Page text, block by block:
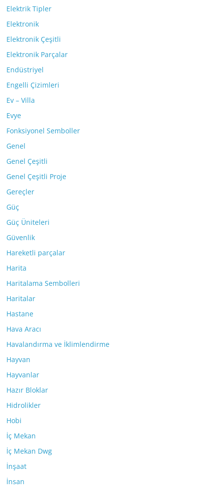
Elektrik Tipler
Elektronik
Elektronik Çeşitli
Elektronik Parçalar
Endüstriyel
Engelli Çizimleri
Ev – Villa
Evye
Fonksiyonel Semboller
Genel
Genel Çeşitli
Genel Çeşitli Proje
Gereçler
Güç
Güç Üniteleri
Güvenlik
Hareketli parçalar
Harita
Haritalama Sembolleri
Haritalar
Hastane
Hava Aracı
Havalandırma ve İklimlendirme
Hayvan
Hayvanlar
Hazır Bloklar
Hidrolikler
Hobi
İç Mekan
İç Mekan Dwg
İnşaat
İnsan